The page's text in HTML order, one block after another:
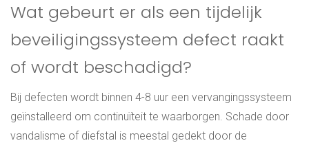
Wat gebeurt er als een tijdelijk
beveiligingssysteem defect raakt
of wordt beschadigd?
Bij defecten wordt binnen 4-8 uur een vervangingssysteem
geïnstalleerd om continuïteit te waarborgen. Schade door
vandalisme of diefstal is meestal gedekt door de